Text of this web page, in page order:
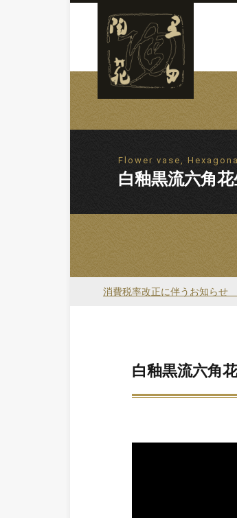
Flower vase,
白釉黒流六角
消費税率改正に伴うお知らせ
白釉黒流六角